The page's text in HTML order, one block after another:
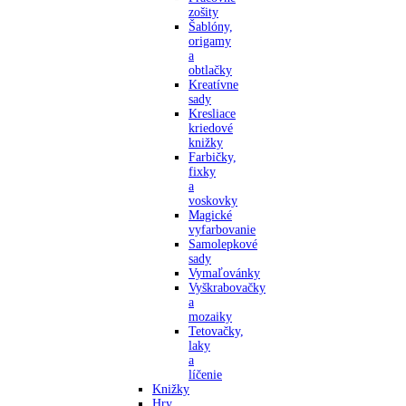
zošity
Šablóny,
origamy
a
obtlačky
Kreatívne
sady
Kresliace
kriedové
knižky
Farbičky,
fixky
a
voskovky
Magické
vyfarbovanie
Samolepkové
sady
Vymaľovánky
Vyškrabovačky
a
mozaiky
Tetovačky,
laky
a
líčenie
Knižky